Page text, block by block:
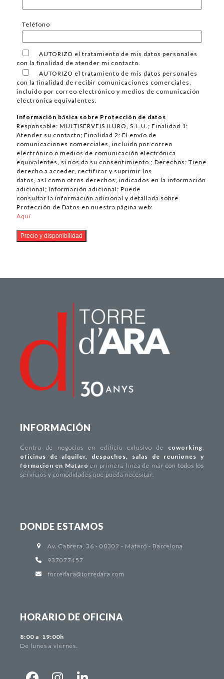
Teléfono
AUTORIZO el tratamiento de mis datos personales
con la finalidad de atender mi contacto.
AUTORIZO el tratamiento de mis datos personales
con la finalidad de recibir comunicaciones comerciales,
incluido por correo electrónico y medios de comunicación
electrónica equivalentes.
Información básica sobre Protección de datos
Responsable: MULTISERVEIS ILURO, S.L.U.; Finalidad 1:
Atender su contacto; Finalidad 2: El envío de
comunicaciones comerciales, incluido por correo
electrónico o medios de comunicación electrónica
equivalentes, si nos da su consentimiento.; Derechos: Tiene
derecho a acceder, rectificar y suprimir los
datos, así como otros derechos, indicados en la información
adicional; Información adicional: Puede
consultar la información adicional y detallada sobre
Protección de Datos en nuestra página web:
Aquí
INFORMACIÓN
Centro de negocios en edificio exlusivo de coworking
oficinas de alquiler
despachos
salas de reuniones y
formación en Mataróen primera línea de mar con todos los
servicios y comodidades que pueda necesitar.
DONDE ESTAMOS
Av. Cabrera, 36 - 08302 - Mataró - Barcelona
937077457
torredara@torredara.com
HORARIO DE OFICINA
8:00 a 19:00h
De lunes a viernes.